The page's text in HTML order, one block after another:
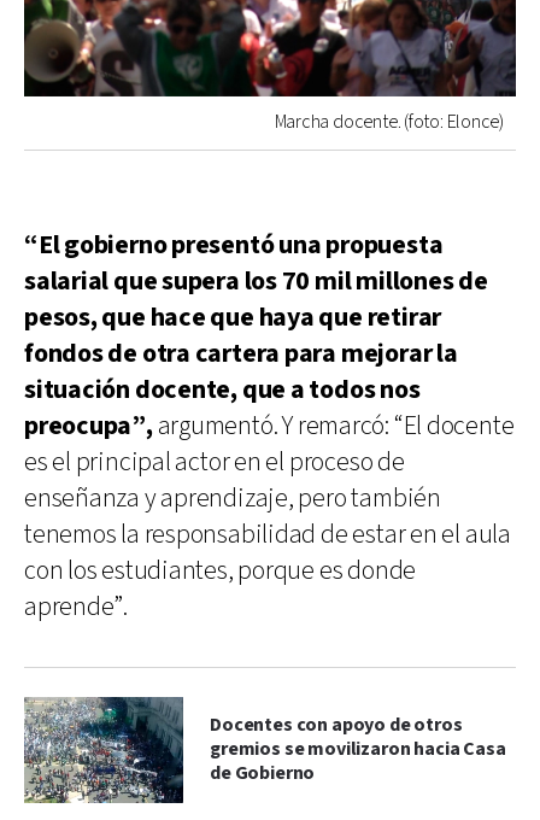
Marcha docente. (foto: Elonce)
“El gobierno presentó una propuesta
salarial que supera los 70 mil millones de
pesos, que hace que haya que retirar
fondos de otra cartera para mejorar la
situación docente, que a todos nos
preocupa”,argumentó. Y remarcó: “El docente
es el principal actor en el proceso de
enseñanza y aprendizaje, pero también
tenemos la responsabilidad de estar en el aula
con los estudiantes, porque es donde
aprende”.
Docentes con apoyo de otros
gremios se movilizaron hacia Casa
de Gobierno